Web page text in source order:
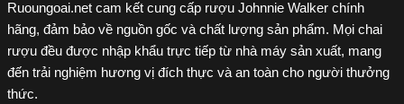
Ruoungoai.net cam kết cung cấp rượu Johnnie Walker chính
hãng, đảm bảo về nguồn gốc và chất lượng sản phẩm. Mọi chai
rượu đều được nhập khẩu trực tiếp từ nhà máy sản xuất, mang
đến trải nghiệm hương vị đích thực và an toàn cho người thưởng
thức.